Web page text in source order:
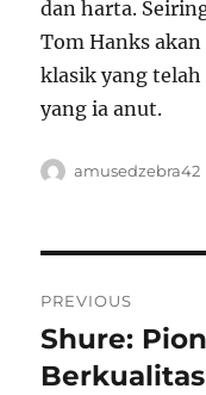
dan harta.
Tom Hanks
klasik yang
yang ia anut.
Author
amusedzebra42
pos
PREVIOUS
Previous
post:
Shure: